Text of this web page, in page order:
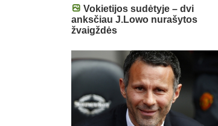
Vokietijos sudėtyje – dvi
anksčiau J.Lowo nurašytos
žvaigždės